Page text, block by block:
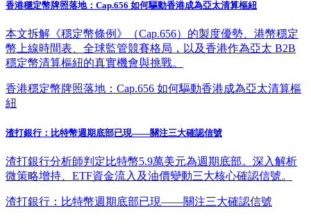
香港穩定幣牌照落地：Cap.656 如何驅動香港成為亞太清算樞紐
本文拆解《穩定幣條例》（Cap.656）的製度優勢、港幣穩定
幣上線時間表、全球監管競賽格局，以及香港作為亞太 B2B
穩定幣清算樞紐的真實機會與挑戰。
香港穩定幣牌照落地：Cap.656 如何驅動香港成為亞太清算樞
紐
渣打銀行：比特幣週期底部已現——關注三大確認信號
渣打銀行分析師判定比特幣5.9萬美元為週期底部。深入解析
微策略增持、ETF資金流入及油價變動三大核心確認信號。
渣打銀行：比特幣週期底部已現——關注三大確認信號